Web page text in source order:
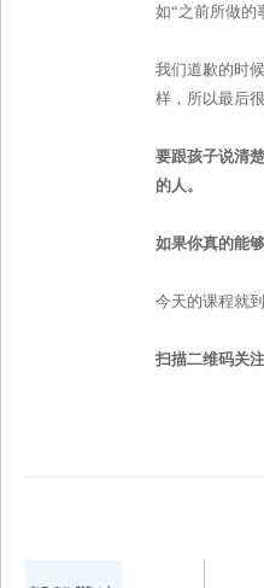
如“之前所做的
我们道歉的时
样，所以最后
要跟孩子说清
的人。
如果你真的能
今天的课程就
扫描二维码关注